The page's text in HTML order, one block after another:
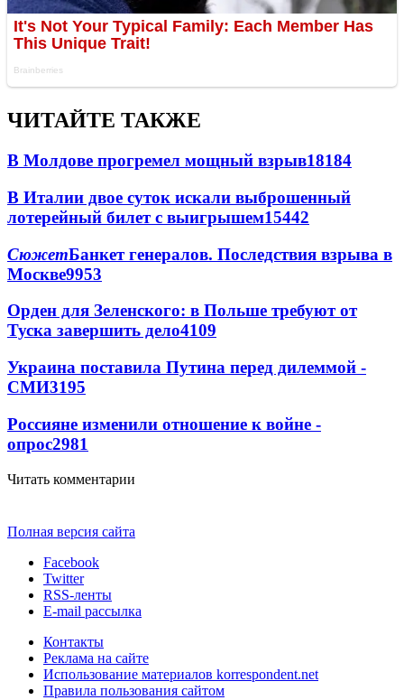
ЧИТАЙТЕ ТАКЖЕ
В Молдове прогремел мощный взрыв18184
В Италии двое суток искали выброшенный
лотерейный билет с выигрышем15442
СюжетБанкет генералов. Последствия взрыва в
Москве9953
Орден для Зеленского: в Польше требуют от
Туска завершить дело4109
Украина поставила Путина перед дилеммой -
СМИ3195
Россияне изменили отношение к войне -
опрос2981
Читать комментарии
Полная версия сайта
Facebook
Twitter
RSS-ленты
E-mail рассылка
Контакты
Реклама на сайте
Использование материалов korrespondent.net
Правила пользования сайтом